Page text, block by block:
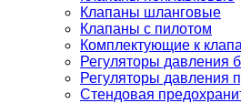
Клапаны шланговые
Клапаны с пилотом
Комплектующие к
Регуляторы давления
Регуляторы
Стендовая